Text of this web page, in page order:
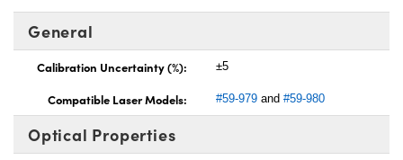
General
Calibration Uncertainty (%): ±5
Compatible Laser Models: #59-979 and #59-980
Optical Properties